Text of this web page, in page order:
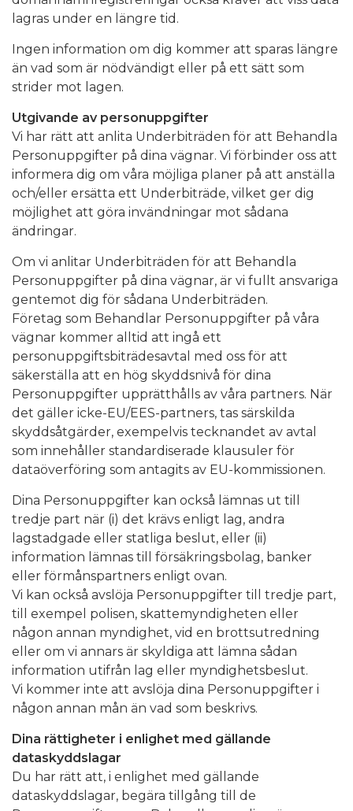
lagras under en längre tid.
Ingen information om dig kommer att sparas längre
än vad som är nödvändigt eller på ett sätt som
strider mot lagen.
Utgivande av personuppgifter
Vi har rätt att anlita Underbiträden för att Behandla
Personuppgifter på dina vägnar. Vi förbinder oss att
informera dig om våra möjliga planer på att anställa
och/eller ersätta ett Underbiträde, vilket ger dig
möjlighet att göra invändningar mot sådana
ändringar.
Om vi anlitar Underbiträden för att Behandla
Personuppgifter på dina vägnar, är vi fullt ansvariga
gentemot dig för sådana Underbiträden.
Företag som Behandlar Personuppgifter på våra
vägnar kommer alltid att ingå ett
personuppgiftsbiträdesavtal med oss för att
säkerställa att en hög skyddsnivå för dina
Personuppgifter upprätthålls av våra partners. När
det gäller icke-EU/EES-partners, tas särskilda
skyddsåtgärder, exempelvis tecknandet av avtal
som innehåller standardiserade klausuler för
dataöverföring som antagits av EU-kommissionen.
Dina Personuppgifter kan också lämnas ut till
tredje part när (i) det krävs enligt lag, andra
lagstadgade eller statliga beslut, eller (ii)
information lämnas till försäkringsbolag, banker
eller förmånspartners enligt ovan.
Vi kan också avslöja Personuppgifter till tredje part,
till exempel polisen, skattemyndigheten eller
någon annan myndighet, vid en brottsutredning
eller om vi annars är skyldiga att lämna sådan
information utifrån lag eller myndighetsbeslut.
Vi kommer inte att avslöja dina Personuppgifter i
någon annan mån än vad som beskrivs.
Dina rättigheter i enlighet med gällande
dataskyddslagar
Du har rätt att, i enlighet med gällande
dataskyddslagar, begära tillgång till de